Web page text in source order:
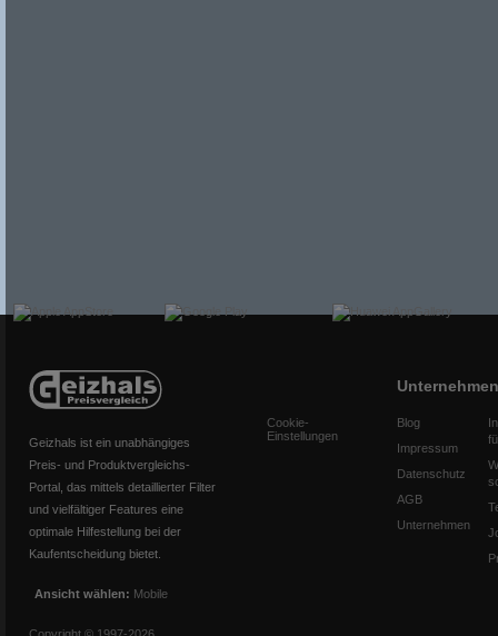
Geizhals ist ein unabhängiges
Preis- und Produktvergleichs-
Portal, das mittels detaillierter Filter
und vielfältiger Features eine
optimale Hilfestellung bei der
Kaufentscheidung bietet.
Ansicht wählen: Mobile
Cookie-
Einstellungen
Unternehmen
Blog
Impressum
Datenschutz
AGB
Unternehmen